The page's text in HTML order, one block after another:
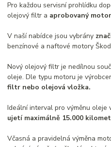
Pro každou servisní prohlídku
olejový filtr a aprobovaný
V naší nabídce jsou vybrány
benzínové a naftové motory
Nový olejový filtr je nedílnou
oleje. Dle typu motoru je
filtr nebo olejová vložka.
Ideální interval pro výměnu oleje
ujetí maximálně 15.000
Včasná a pravidelná výměna